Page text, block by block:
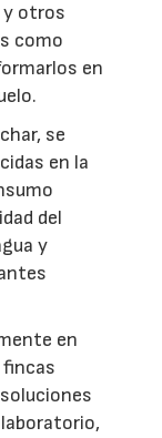
y otros
como
en
se
en la
del
y
en